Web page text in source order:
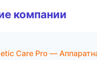
компании
Care Pro —